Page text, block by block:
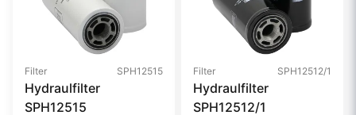
Filter SPH12515
Hydraulfilter
SPH12515
Filter SPH12512/1
Hydraulfilter
SPH12512/1